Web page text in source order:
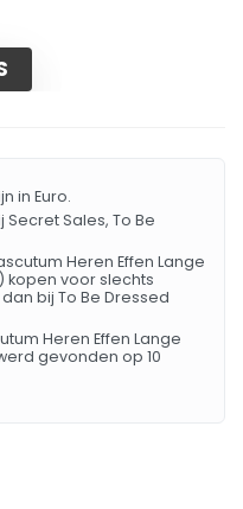
in Euro.
Sales, To Be
Heren Effen Lange
kopen voor slechts
bij To Be Dressed
Heren Effen Lange
gevonden op 10